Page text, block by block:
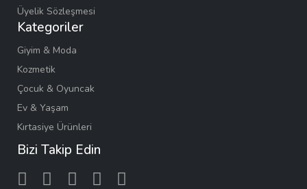
Üyelik Sözleşmesi
Kategoriler
Giyim & Moda
Kozmetik
Çocuk & Oyuncak
Ev & Yaşam
Kırtasiye Ürünleri
Bizi Takip Edin